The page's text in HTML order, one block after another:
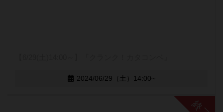
2024/06/29（土）14:00~